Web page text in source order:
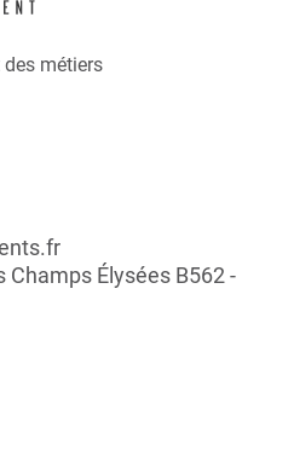
des métiers
Champs Élysées B562 -